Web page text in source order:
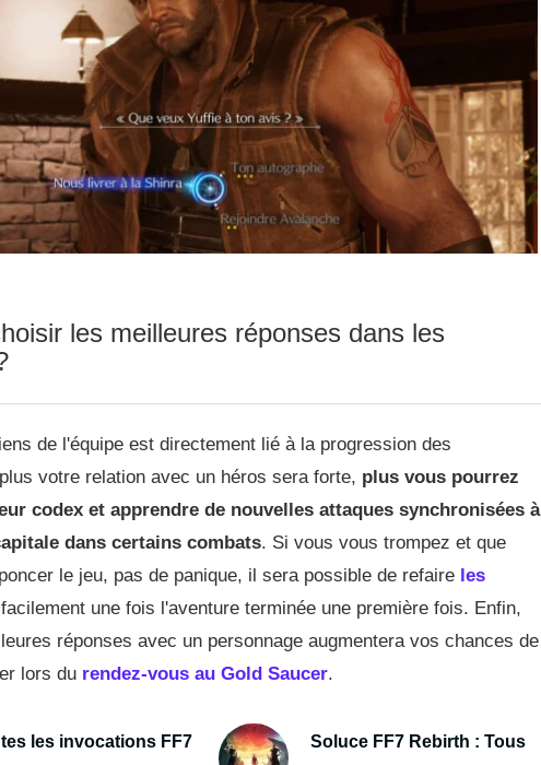
les meilleures réponses dans les
de l'équipe est directement lié à la progression des
votre relation avec un héros sera forte, plus vous pourrez
codex et apprendre de nouvelles attaques synchronisées à
dans certains combats. Si vous vous trompez et que
le jeu, pas de panique, il sera possible de refaire les
une fois l'aventure terminée une première fois. Enfin,
réponses avec un personnage augmentera vos chances de
lors du rendez-vous au Gold Saucer.
les invocations FF7
Soluce FF7 Rebirth : Tous